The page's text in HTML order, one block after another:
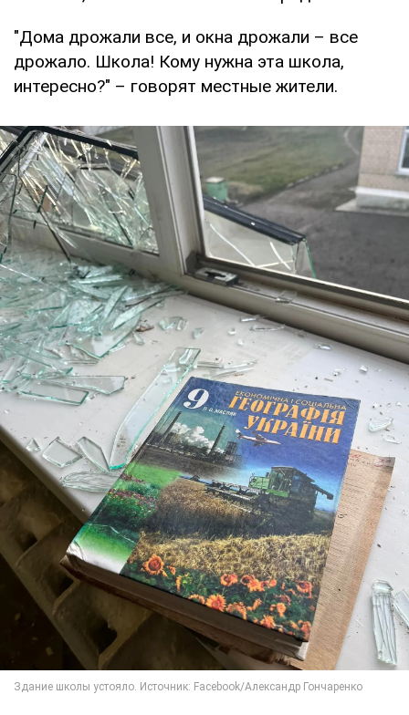
"Дома дрожали все, и окна дрожали – все
дрожало. Школа! Кому нужна эта школа,
интересно?" – говорят местные жители.